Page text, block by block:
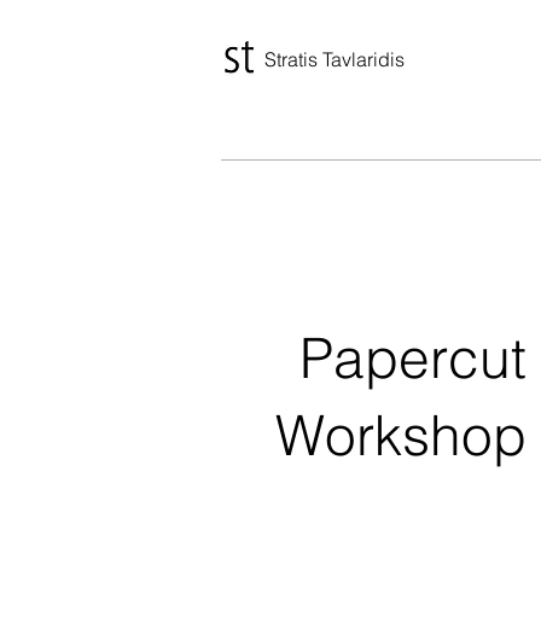
Stratis Tavlaridis
Papercut
Workshop